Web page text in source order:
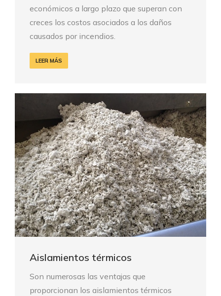
económicos a largo plazo que superan con
creces los costos asociados a los daños
causados por incendios.
LEER MÁS
Aislamientos térmicos
Son numerosas las ventajas que
proporcionan los aislamientos térmicos